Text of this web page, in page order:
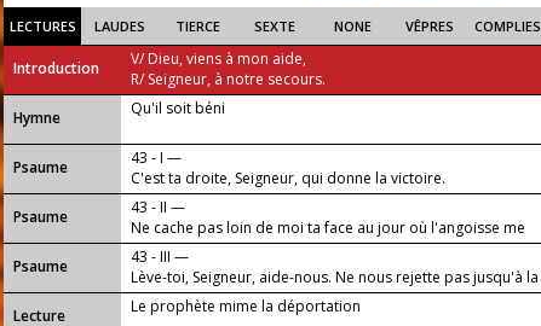
LECTURES LAUDES TIERCE SEXTE NONE VÊPRES COMPLIES
Introduction
V/ Dieu, viens à mon aide,
R/ Seigneur, à notre secours.
...
Hymne Qu'il soit béni
Psaume
43 - I —
C'est ta droite, Seigneur, qui donne la victoire.
Psaume
43 - II —
Ne cache pas loin de moi ta face au jour où l'angoisse me
tient.
Psaume
43 - III —
Lève-toi, Seigneur, aide-nous. Ne nous rejette pas jusqu'à la
fin.
Lecture
Le prophète mime la déportation